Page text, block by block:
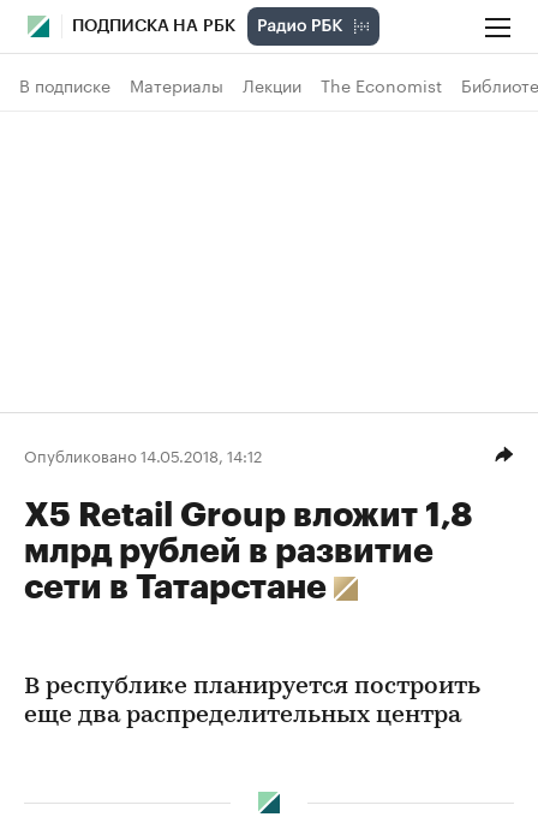
ПОДПИСКА НА РБК
В подписке Материалы Лекции The Economist
Опубликовано 14.05.2018, 14:12
X5 Retail Group вложит 1,8
млрд рублей в развитие
сети в Татарстане
В республике планируется построить
еще два распределительных центра